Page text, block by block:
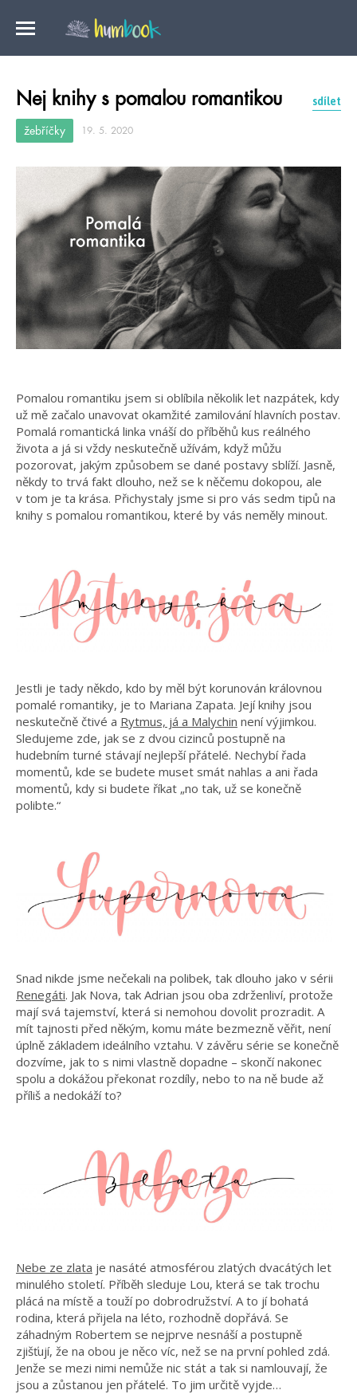
Nej knihy s pomalou romantikou sdílet
žebříčky 19. 5. 2020
Pomalou romantiku jsem si oblíbila několik let nazpátek, kdy
už mě začalo unavovat okamžité zamilování hlavních postav.
Pomalá romantická linka vnáší do příběhů kus reálného
života a já si vždy neskutečně užívám, když můžu
pozorovat, jakým způsobem se dané postavy sblíží. Jasně,
někdy to trvá fakt dlouho, než se k něčemu dokopou, ale
v tom je ta krása. Přichystaly jsme si pro vás sedm tipů na
knihy s pomalou romantikou, které by vás neměly minout.
Jestli je tady někdo, kdo by měl být korunován královnou
pomalé romantiky, je to Mariana Zapata. Její knihy jsou
neskutečně čtivé a Rytmus, já a Malychin není výjimkou.
Sledujeme zde, jak se z dvou cizinců postupně na
hudebním turné stávají nejlepší přátelé. Nechybí řada
momentů, kde se budete muset smát nahlas a ani řada
momentů, kdy si budete říkat „no tak, už se konečně
polibte.“
Snad nikde jsme nečekali na polibek, tak dlouho jako v sérii
Renegáti. Jak Nova, tak Adrian jsou oba zdrženliví, protože
mají svá tajemství, která si nemohou dovolit prozradit. A
mít tajnosti před někým, komu máte bezmezně věřit, není
úplně základem ideálního vztahu. V závěru série se konečně
dozvíme, jak to s nimi vlastně dopadne – skončí nakonec
spolu a dokážou překonat rozdíly, nebo to na ně bude až
příliš a nedokáží to?
Nebe ze zlata je nasáté atmosférou zlatých dvacátých let
minulého století. Příběh sleduje Lou, která se tak trochu
plácá na místě a touží po dobrodružství. A to jí bohatá
rodina, která přijela na léto, rozhodně dopřává. Se
záhadným Robertem se nejprve nesnáší a postupně
zjišťují, že na obou je něco víc, než se na první pohled zdá.
Jenže se mezi nimi nemůže nic stát a tak si namlouvají, že
jsou a zůstanou jen přátelé. To jim určitě vyjde…